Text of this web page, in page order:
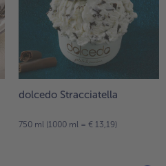
dolcedo Stracciatella
750 ml (1000 ml = € 13,19)